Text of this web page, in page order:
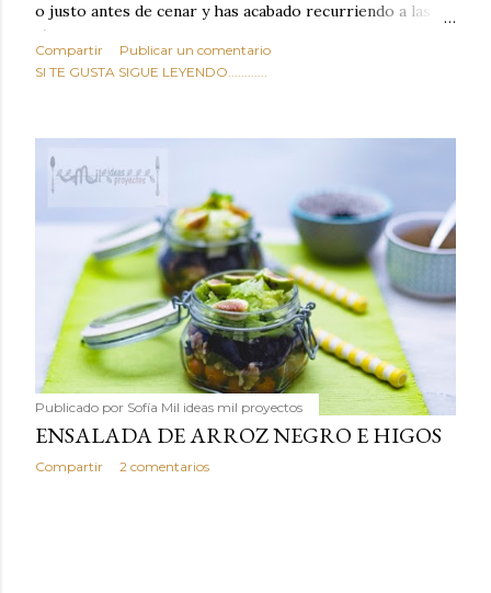
o justo antes de cenar y has acabado recurriendo a las
típicas patatas de bolsa, frutos secos fritos o snacks
ultraprocesados llenos de grasas saturadas y sodio?
sabroso, con ese toque tostado y crujiente que tanto nos
satisface. Estas alubias crujientes al horno van a cambiar
por completo tu forma de ver las legumbres. Olvídate de
asociar las alubias únicamente a los guisos tradicionales y
copiosos de invierno. Con esta receta simple pero
revolucionaria, transformaremos un ingrediente tan
humilde como la alubia de La Bañeza en un snack ligero,
dorado, cargado de proteína y 100% natural. Es el
sustituto perfecto a los frutos se...
Compartir
Publicar un comentario
SI TE GUSTA SIGUE LEYENDO............
Publicado por Sofía Mil ideas mil proyectos
ENSALADA DE ARROZ NEGRO E HIGOS
Compartir 2 comentarios